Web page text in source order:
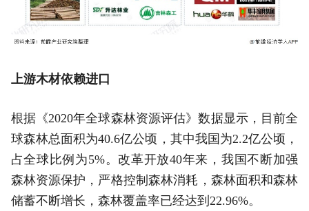
上游木材依赖进口
根据《2020年全球森林资源评估》数据显示，目前全
球森林总面积为40.6亿公顷，其中我国为2.2亿公顷，
占全球比例为5%。改革开放40年来，我国不断加强
森林资源保护，严格控制森林消耗，森林面积和森林
储蓄不断增长，森林覆盖率已经达到22.96%。